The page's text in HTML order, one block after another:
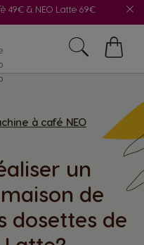
49€ & NEO Latte 69€
à café NEO
un
de
dosettes de